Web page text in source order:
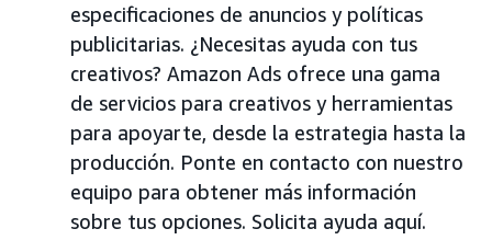
especificaciones de anuncios y políticas
publicitarias. ¿Necesitas ayuda con tus
creativos? Amazon Ads ofrece una gama
de servicios para creativos y herramientas
para apoyarte, desde la estrategia hasta la
producción. Ponte en contacto con nuestro
equipo para obtener más información
sobre tus opciones. Solicita ayuda aquí.